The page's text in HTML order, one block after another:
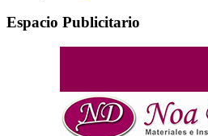
Espacio Publicitario